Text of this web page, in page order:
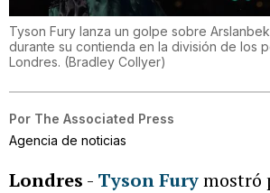
Tyson Fury lanza un golpe sobre
durante su contienda en la división de los
Londres. (Bradley Collyer)
Por The Associated Press
Agencia de noticias
Londres - Tyson Furymostró